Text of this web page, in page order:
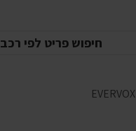
חיפוש פריט לפי רכב
EVERVOX